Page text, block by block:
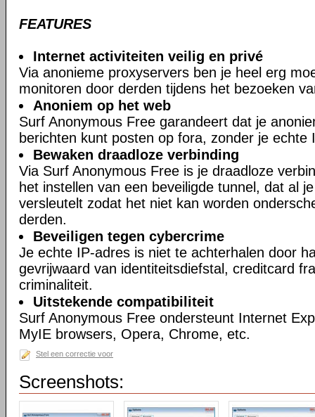
FEATURES
Internet activiteiten veilig en privé
Via anonieme proxyservers ben je heel erg
monitoren door derden tijdens het bezoeken
Anoniem op het web
Surf Anonymous Free garandeert dat je
berichten kunt posten op fora, zonder je echte
Bewaken draadloze verbinding
Via Surf Anonymous Free is je draadloze
het instellen van een beveiligde tunnel, dat al
versleutelt zodat het niet kan worden
derden.
Beveiligen tegen cybercrime
Je echte IP-adres is niet te achterhalen door
gevrijwaard van identiteitsdiefstal, creditcard
criminaliteit.
Uitstekende compatibiliteit
Surf Anonymous Free ondersteunt Internet
MyIE browsers, Opera, Chrome, etc.
Stel een correctie voor
Screenshots: